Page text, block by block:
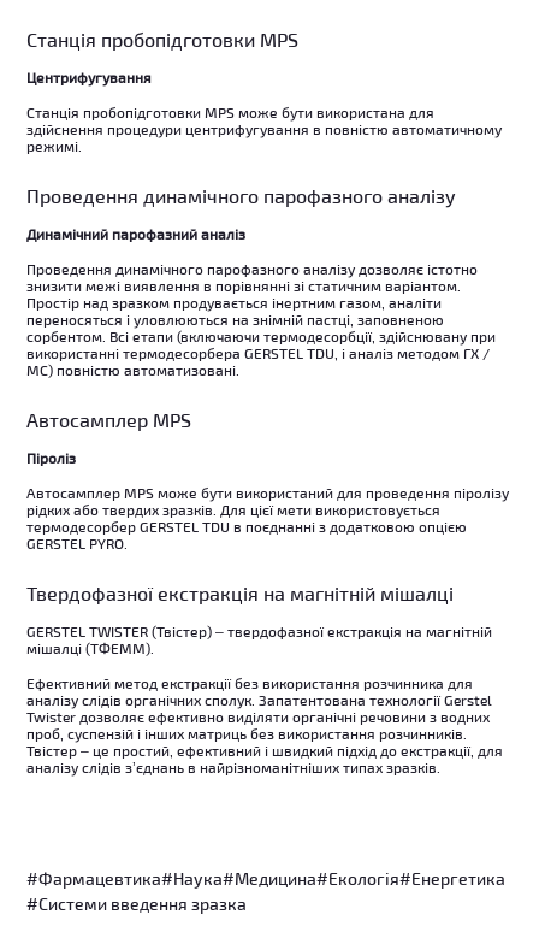
Станція пробопідготовки MPS
Центрифугування
Станція пробопідготовки MPS може бути використана для
здійснення процедури центрифугування в повністю автоматичному
режимі.
Проведення динамічного парофазного аналізу
Динамічний парофазний аналіз
Проведення динамічного парофазного аналізу дозволяє істотно
знизити межі виявлення в порівнянні зі статичним варіантом.
Простір над зразком продувається інертним газом, аналіти
переносяться і уловлюються на знімній пастці, заповненою
сорбентом. Всі етапи (включаючи термодесорбції, здійснювану при
використанні термодесорбера GERSTEL TDU, і аналіз методом ГХ /
МС) повністю автоматизовані.
Автосамплер MPS
Піроліз
Автосамплер MPS може бути використаний для проведення піролізу
рідких або твердих зразків. Для цієї мети використовується
термодесорбер GERSTEL TDU в поєднанні з додатковою опцією
GERSTEL PYRO.
Твердофазної екстракція на магнітній мішалці
GERSTEL TWISTER (Твістер) – твердофазної екстракція на магнітній
мішалці (ТФЕММ).
Ефективний метод екстракції без використання розчинника для
аналізу слідів органічних сполук. Запатентована технології Gerstel
Twister дозволяє ефективно виділяти органічні речовини з водних
проб, суспензій і інших матриць без використання розчинників.
Твістер – це простий, ефективний і швидкий підхід до екстракції, для
аналізу слідів з’єднань в найрізноманітніших типах зразків.
#Фармацевтика#Наука#Медицина#Екологія#Енергетика
#Системи введення зразка